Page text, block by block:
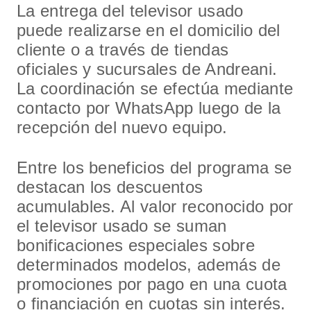
La entrega del televisor usado
puede realizarse en el domicilio del
cliente o a través de tiendas
oficiales y sucursales de Andreani.
La coordinación se efectúa mediante
contacto por WhatsApp luego de la
recepción del nuevo equipo.
Entre los beneficios del programa se
destacan los descuentos
acumulables. Al valor reconocido por
el televisor usado se suman
bonificaciones especiales sobre
determinados modelos, además de
promociones por pago en una cuota
o financiación en cuotas sin interés.